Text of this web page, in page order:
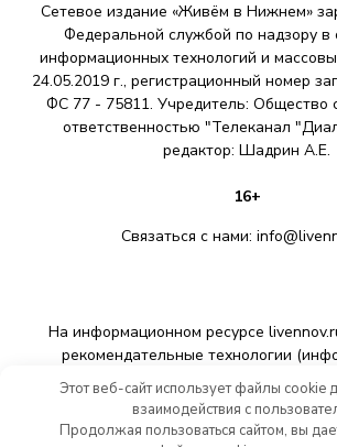
Сетевое издание «Живём в Нижнем»
Федеральной службой по надзору в
информационных технологий и
24.05.2019 г., регистрационный номер
ФС 77 - 75811. Учредитель: Общество
ответственностью "Телеканал
редактор: Шадрин A.E.
16+
Связаться с нами:
На информационном ресурсе
рекомендательные технологии
технологии предоставления информации
систематизации и анализа сведений,
предпочтениям пользователей
Этот веб-сайт использует файлы cookie
взаимодействия с
Продолжая пользоваться сайтом, вы